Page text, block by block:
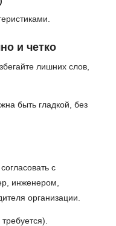
и четко
лишних слов,
быть гладкой, без
с
инженером,
организации.